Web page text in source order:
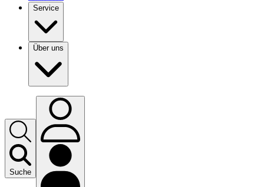
Service
Über uns
Suche